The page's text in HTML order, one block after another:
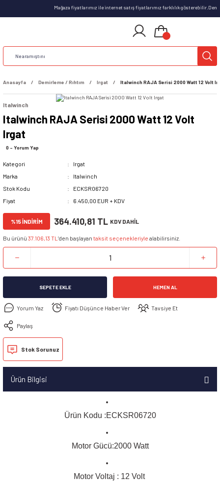
Mağaza fiyatlarımız ile internet satış fiyatlarımız farklılık
Anasayfa Demirleme / Rıhtım Irgat Italwinch RAJA Serisi 2000 Watt 12 Volt
Italwinch
Italwinch RAJA Serisi 2000 Watt 12 Volt
Irgat
0 - Yorum Yap
Kategori
Irgat
Marka
Italwinch
Stok Kodu
ECKSR06720
Fiyat
6.450,00 EUR + KDV
%15 İNDİRİM 364.410,81 TL KDV DAHİL
Bu ürünü 37.106,13 TL ’den başlayan taksit seçenekleriyle alabilirsiniz.
SEPETE EKLE HEMEN AL
Yorum Yaz Fiyatı Düşünce Haber Ver Tavsiye Et
Paylaş
Stok Sorunuz
Ürün Bilgisi
Ürün Kodu :ECKSR06720
Motor Gücü:2000 Watt
Motor Voltaj : 12 Volt